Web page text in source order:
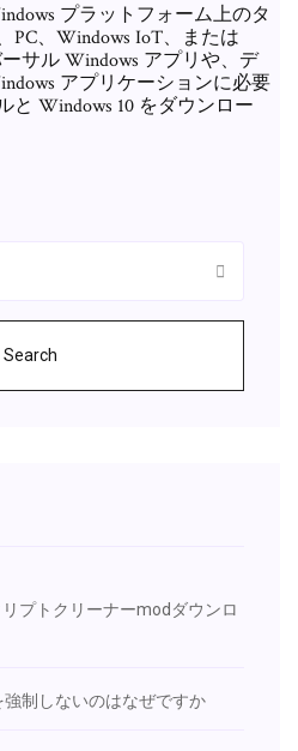
プラットフォーム上のタ
PC、Windows IoT、または
サル Windows アプリや、デ
アプリケーションに必要
と Windows 10 をダウンロー
Search
プトクリーナーmodダウンロ
制しないのはなぜですか